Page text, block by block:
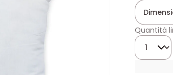
Quantità
Quantità